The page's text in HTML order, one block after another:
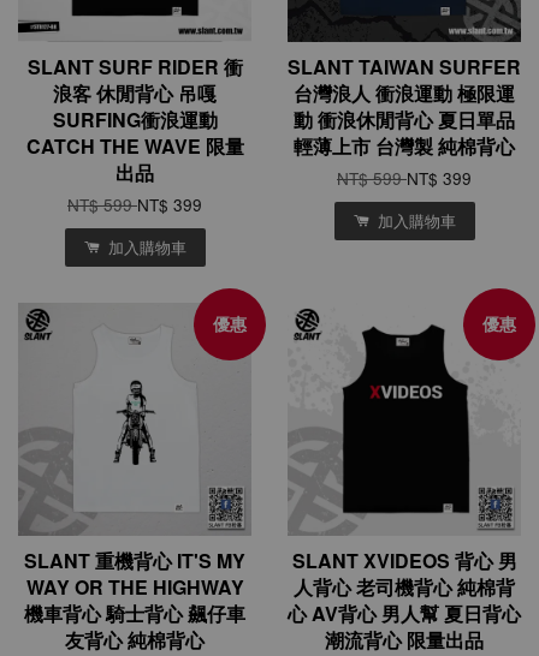
SLANT SURF RIDER 衝
浪客 休閒背心 吊嘎
SURFING衝浪運動
CATCH THE WAVE 限量
出品
NT$ 599NT$ 399
加入購物車
SLANT TAIWAN SURFER
台灣浪人 衝浪運動 極限運
動 衝浪休閒背心 夏日單品
輕薄上市 台灣製 純棉背心
NT$ 599NT$ 399
加入購物車
優惠
SLANT 重機背心 IT'S MY
WAY OR THE HIGHWAY
機車背心 騎士背心 飆仔車
友背心 純棉背心
優惠
SLANT XVIDEOS 背心 男
人背心 老司機背心 純棉背
心 AV背心 男人幫 夏日背心
潮流背心 限量出品